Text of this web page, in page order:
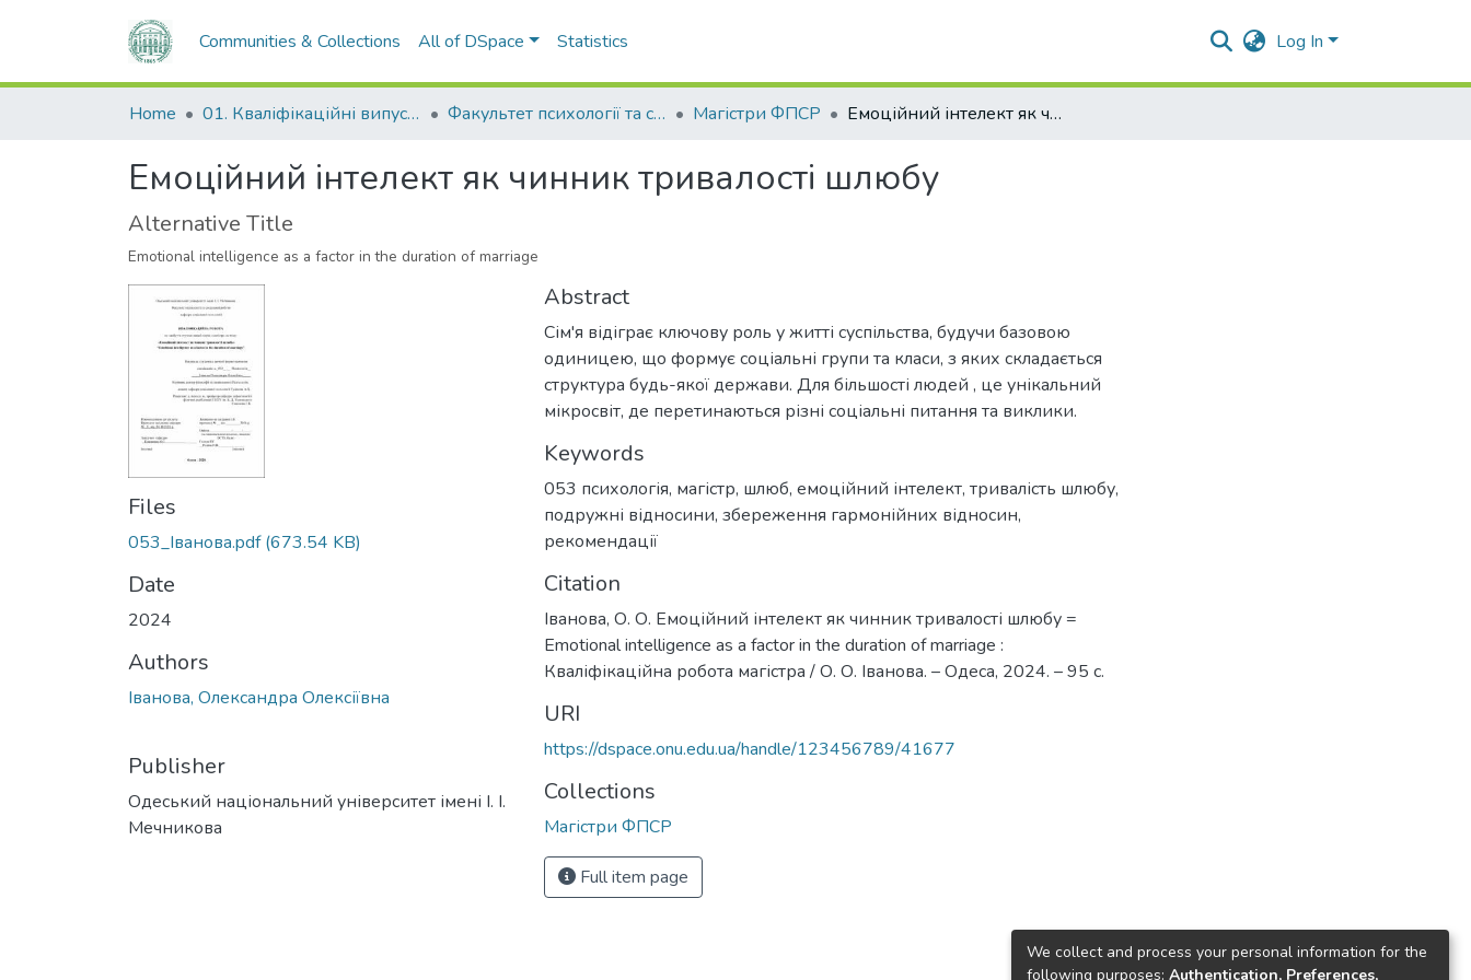
Communities & Collections All of DSpace Statistics Log In
Home 01. Кваліфікаційні випускні роботи здобувачів вищої освіти Факультет психології та соціальної роботи Магістри ФПСР Емоційний інтелект як чинник тривалості шлюбу
Емоційний інтелект як чинник тривалості шлюбу
Alternative Title
Emotional intelligence as a factor in the duration of marriage
Files
053_Іванова.pdf(673.54 KB)
Date
2024
Authors
Іванова, Олександра Олексіївна
Publisher
Одеський національний університет імені І. І.
Мечникова
Abstract
Сім'я відіграє ключову роль у житті суспільства, будучи базовою
одиницею, що формує соціальні групи та класи, з яких складається
структура будь-якої держави. Для більшості людей , це унікальний
мікросвіт, де перетинаються різні соціальні питання та виклики.
Keywords
053 психологія, магістр, шлюб, емоційний інтелект, тривалість шлюбу,
подружні відносини, збереження гармонійних відносин,
рекомендації
Citation
Іванова, О. О. Емоційний інтелект як чинник тривалості шлюбу =
Emotional intelligence as a factor in the duration of marriage :
Кваліфікаційна робота магістра / О. О. Іванова. – Одеса, 2024. – 95 с.
URI
https://dspace.onu.edu.ua/handle/123456789/41677
Collections
Магістри ФПСР
Full item page
We collect and process your personal information for the
following purposes: Authentication, Preferences,